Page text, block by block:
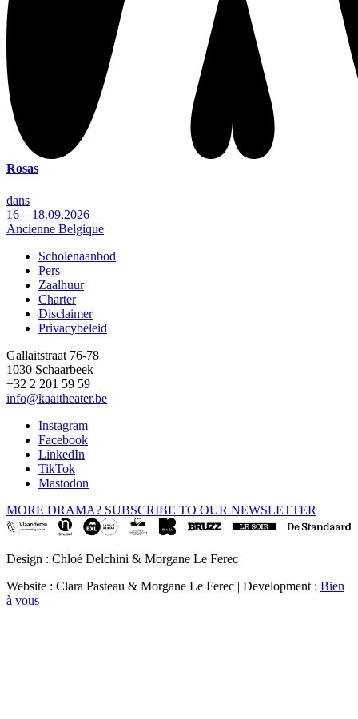
Rosas
dans
16—18.09.2026
Ancienne Belgique
Footer
Scholenaanbod
Pers
Zaalhuur
Charter
Disclaimer
Privacybeleid
Gallaitstraat 76-78
1030 Schaarbeek
+32 2 201 59 59
info@kaaitheater.be
Instagram
Facebook
LinkedIn
TikTok
Mastodon
MORE DRAMA? SUBSCRIBE TO OUR NEWSLETTER
Design : Chloé Delchini & Morgane Le Ferec
Website : Clara Pasteau & Morgane Le Ferec | Development : Bien
à vous